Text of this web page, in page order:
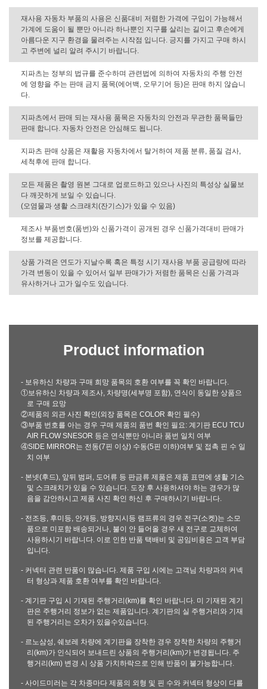
재사용 자동차 부품의 사용은 신품대비 저렴한 가격에 구입이 가능해서
가계에 도움이 될 뿐만 아니라 하나뿐인 지구를 살리는 길이고 후손에게
아름다운 지구 환경을 물려주는 시작점 입니다. 긍지를 가지고 구매 하시
고 주변에 널리 알려 주시기 바랍니다.
지파츠는 정부의 법규를 준수하며 관련법에 의하여 자동차의 주행 안전
에 영향을 주는 판매 금지 품목(에어백, 오무기어 등)은 판매 하지 않습니
다.
지파츠에서 판매 되는 재사용 품목은 자동차의 안전과 무관한 품목들만
판매 합니다. 자동차 안전은 안심해도 됩니다.
지파츠 판매 상품은 재활용 자동차에서 탈거하여 제품 분류, 품질 검사,
세척후에 판매 합니다.
모든 제품은 촬영 원본 그대로 업로드하고 있으나 사진의 특성상 실물보
다 깨끗하게 보일 수 있습니다.
(오염물과 생활 스크래치(잔기스)가 있을 수 있음)
제조사 부품번호(품번)와 신품가격이 공개된 경우 신품가격대비 판매가
정보를 제공합니다.
상품 가격은 연도가 지날수록 혹은 특정 시기 재사용 부품 공급량에 따라
가격 변동이 있을 수 있어서 일부 판매가가 저렴한 품목은 신품 가격과
유사하거나 고가 일수도 있습니다.
Product information
- 보유하신 차량과 구매 희망 품목의 호환 여부를 꼭 확인 바랍니다.
①보유하신 차량과 제조사, 차량명(세부명 포함), 연식이 동일한 상품으
로 구매 요망
②제품의 외관 사진 확인(외장 품목은 COLOR 확인 필수)
③부품 번호를 아는 경우 구매 제품의 품번 확인 필요: 계기판 ECU TCU
AIR FLOW SNESOR 등은 연식뿐만 아니라 품번 일치 여부
④SIDE MIRROR는 전동(7핀 이상) 수동(5핀 이하)여부 및 접촉 핀 수 일
치 여부
- 본넷(후드), 앞뒤 범퍼, 도어류 등 판금류 제품은 제품 표면에 생활 기스
및 스크래치가 있을 수 있습니다. 도장 후 사용하셔야 하는 경우가 많
음을 감안하시고 제품 사진 확인 하신 후 구매하시기 바랍니다.
- 전조등, 후미등, 안개등, 방향지시등 램프류의 경우 전구(소켓)는 소모
품으로 미포함 배송되거나, 불이 안 들어올 경우 새 전구로 교체하여
사용하시기 바랍니다. 이로 인한 반품 택배비 및 공임비용은 고객 부담
입니다.
- 커넥터 관련 반품이 많습니다. 제품 구입 시에는 고객님 차량과의 커넥
터 형상과 제품 호환 여부를 확인 바랍니다.
- 계기판 구입 시 기재된 주행거리(km)를 확인 바랍니다. 미 기재된 계기
판은 주행거리 정보가 없는 제품입니다. 계기판의 실 주행거리와 기재
된 주행거리는 오차가 있을수있습니다.
- 르노삼성, 쉐보레 차량에 계기판을 장착한 경우 장착한 차량의 주행거
리(km)가 인식되어 보내드린 상품의 주행거리(km)가 변경됩니다. 주
행거리(km) 변경 시 상품 가치하락으로 인해 반품이 불가능합니다.
- 사이드미러는 각 차종마다 제품의 외형 및 핀 수와 커넥터 형상이 다를